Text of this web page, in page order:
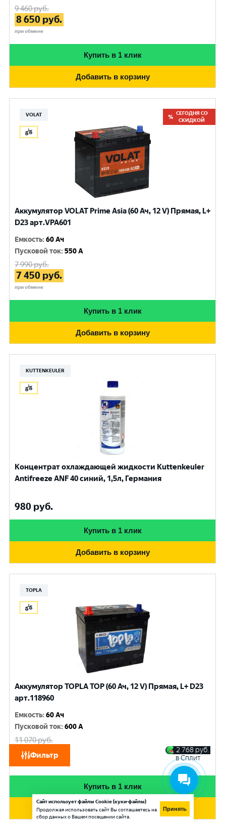
Фильтр
9 460руб.
8 650 руб.
при обмене
Купить в 1 клик
Добавить в корзину
VOLAT
СЕГОДНЯ СО
СКИДКОЙ
Аккумулятор VOLAT Prime Asia (60 Ач, 12 V) Прямая, L+
D23 арт.VPA601
Емкость:60 Ач
Пусковой ток:550 A
7 990руб.
7 450 руб.
при обмене
Купить в 1 клик
Добавить в корзину
KUTTENKEULER
Концентрат охлаждающей жидкости Kuttenkeuler
Antifreeze ANF 40 синий, 1,5л, Германия
980 руб.
Купить в 1 клик
Добавить в корзину
TOPLA
Аккумулятор TOPLA TOP (60 Ач, 12 V) Прямая, L+ D23
арт.118960
Емкость:60 Ач
Пусковой ток:600 A
11 070руб.
10 530руб. 2 768 руб.
в Сплит
Купить в 1 клик
Добавить в корзину
Сайт использует файлы Cookie (куки-файлы)
Продолжая использовать сайт Вы соглашаетесь на
сбор данных о Вашем посещении сайта.
Принять